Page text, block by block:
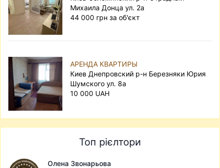
Михаила Донца ул. 2а
44 000 грн за об'єкт
АРЕНДА КВАРТИРЫ
Киев Днепровский р-н Березняки Юрия
Шумского ул. 8а
10 000 UAH
Топ рієлтори
Олена Звонарьова